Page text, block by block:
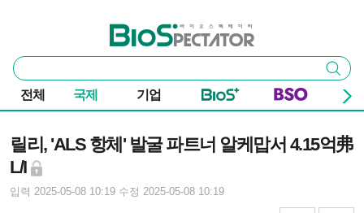
바이오스펙테이터
통
합
검
색
검색
전체 국제 기업
릴리, 'ALS 항체' 발굴 파트너 알케맙서 4.15억弗
L/I
입력 2025-05-08 10:19 수정 2025-05-08 10:19